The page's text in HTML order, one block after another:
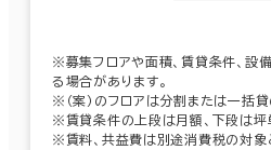
※募集フロアや面積、賃貸条件、設
る場合があります。
※（案）のフロアは分割または一括貸
※賃貸条件の上段は月額、下段は坪
※賃料、共益費は別途消費税の対象